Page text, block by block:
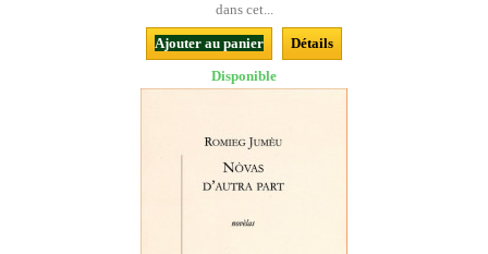
dans cet...
Ajouter au panier
Détails
Disponible